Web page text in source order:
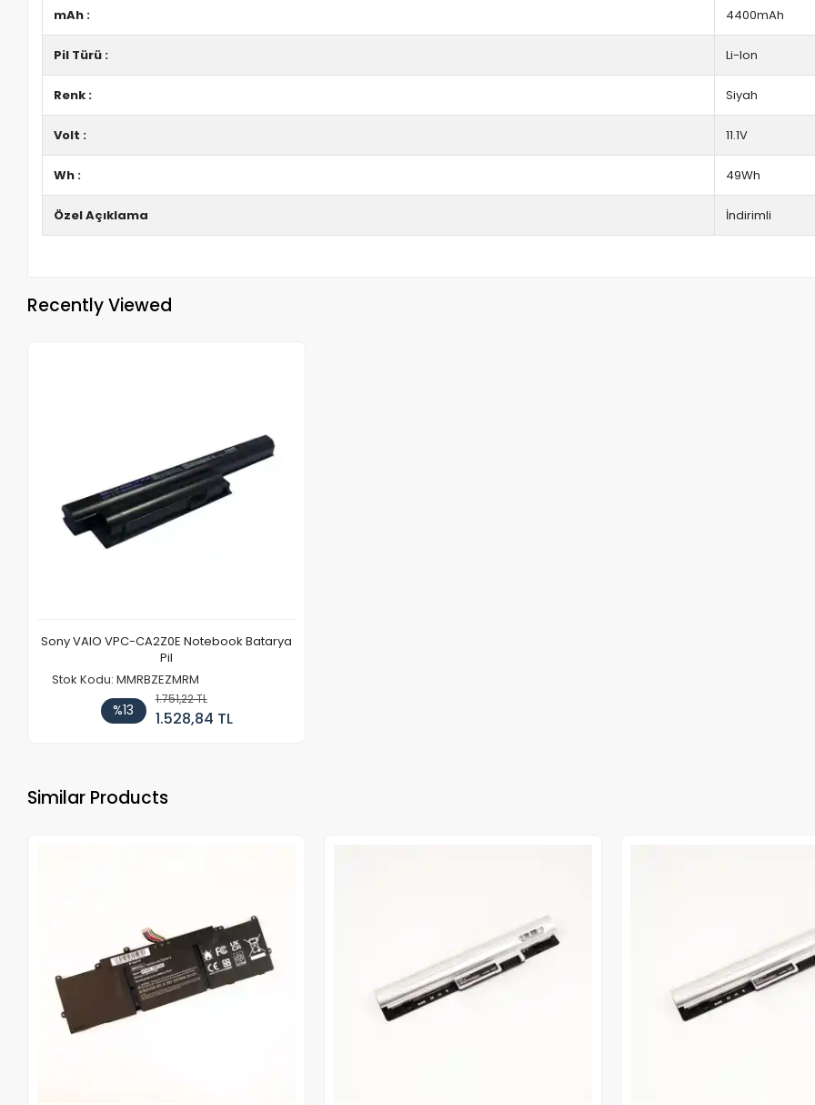
mAh : 4400mAh
Pil Türü : Li-Ion
Renk : Siyah
Volt : 11.1V
Wh : 49Wh
Özel Açıklama İndirimli
Recently Viewed
Sony VAIO VPC-CA2Z0E Notebook Batarya
Pil
Stok Kodu: MMRBZEZMRM
%13
1.751,22 TL
1.528,84 TL
Similar Products